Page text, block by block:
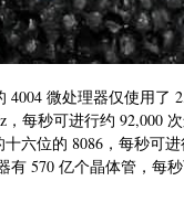
4004 微处理器仅使用了
每秒可进行约 92,000
六位的 8086，每秒可
有 570 亿个晶体管，每